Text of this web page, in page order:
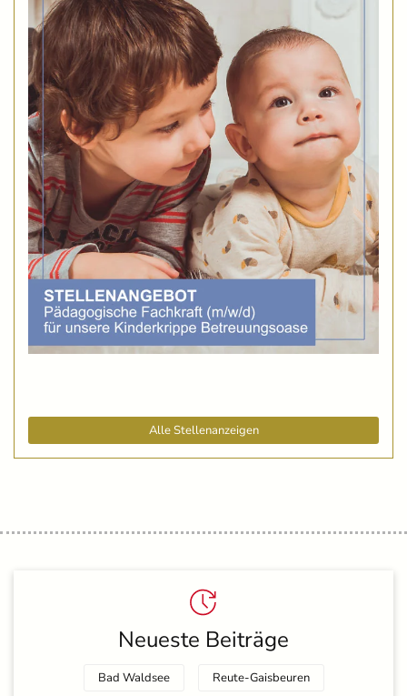
Alle Stellenanzeigen
Neueste Beiträge
Bad Waldsee Reute-Gaisbeuren